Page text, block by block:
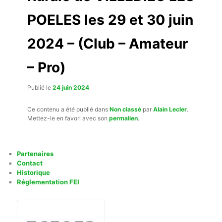
POELES les 29 et 30 juin
2024 – (Club – Amateur
– Pro)
Publié le 24 juin 2024
Ce contenu a été publié dans Non classépar Alain Lecler.
Mettez-le en favori avec son permalien.
Partenaires
Contact
Historique
Réglementation FEI